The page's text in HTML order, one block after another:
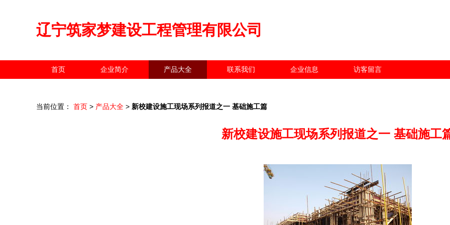
辽宁筑家梦建设工程管理有限公司
首页 企业简介 产品大全 联系我们 企业信息 访客留言
当前位置： 首页 > 产品大全 > 新校建设施工现场系列报道之一 基础施工篇
新校建设施工现场系列报道之一 基础施工